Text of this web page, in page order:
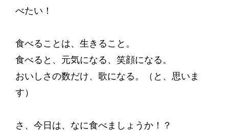
べたい！
食べることは、生きること。
食べると、元気になる、笑顔になる。
おいしさの数だけ、歌になる。（と、思いま
す）
さ、今日は、なに食べましょうか！？